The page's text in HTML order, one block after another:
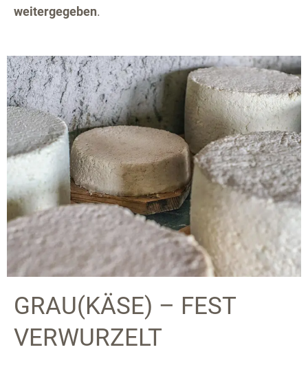
weitergegeben.
GRAU(KÄSE) – FEST
VERWURZELT